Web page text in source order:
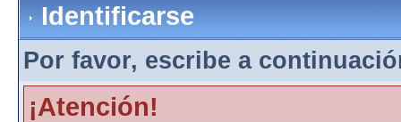
Identificarse
Por favor, escribe a
¡Atención!